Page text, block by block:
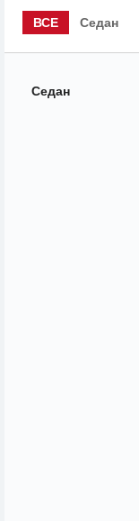
ВСЕ Седан
Седан